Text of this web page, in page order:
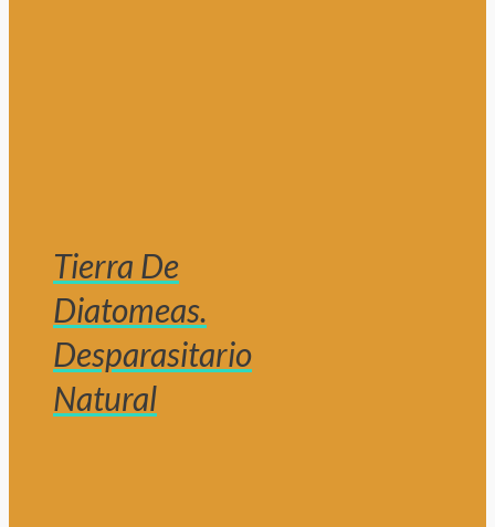
Tierra De
Diatomeas.
Desparasitario
Natural